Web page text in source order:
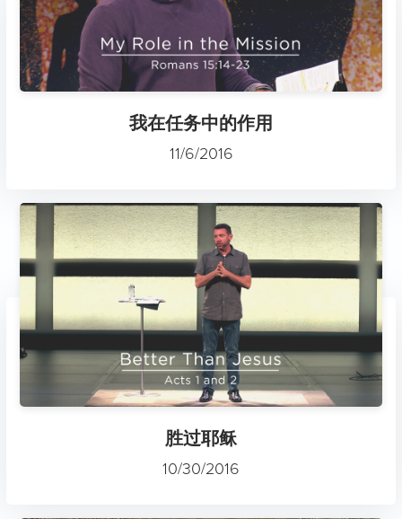
我在任务中的作用
11/6/2016
胜过耶稣
10/30/2016